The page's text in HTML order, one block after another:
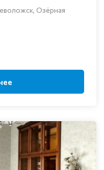
Озёрная